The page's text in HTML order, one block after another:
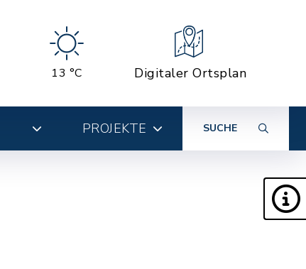
13 °C Digitaler Ortsplan
PROJEKTE SUCHE